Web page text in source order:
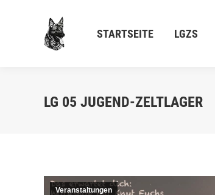
STARTSEITE LGZS
LG 05 JUGEND-ZELTLAGER
Veranstaltungen